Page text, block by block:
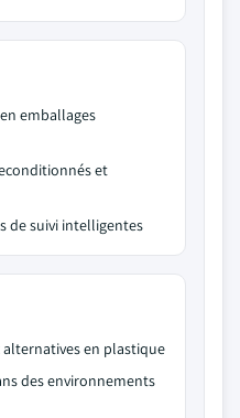
emballages
et
de suivi intelligentes
en plastique
des environnements